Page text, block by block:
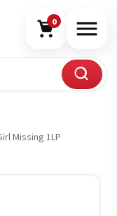
0
Missing 1LP